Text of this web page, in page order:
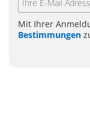
Mit Ihrer
Bestimmungen